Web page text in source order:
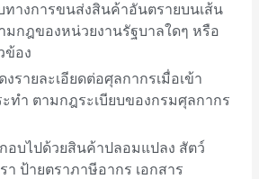
ทางการขนส่งสินค้าอันตรายบนเส้น
มกฎของหน่วยงานรัฐบาลใดๆ หรือ
ข้อง
รายละเอียดต่อศุลกากรเมื่อเข้า
ทำ ตามกฎระเบียบของกรมศุลกากร
อบไปด้วยสินค้าปลอมแปลง สัตว์
า ป้ายตราภาษีอากร เอกสาร